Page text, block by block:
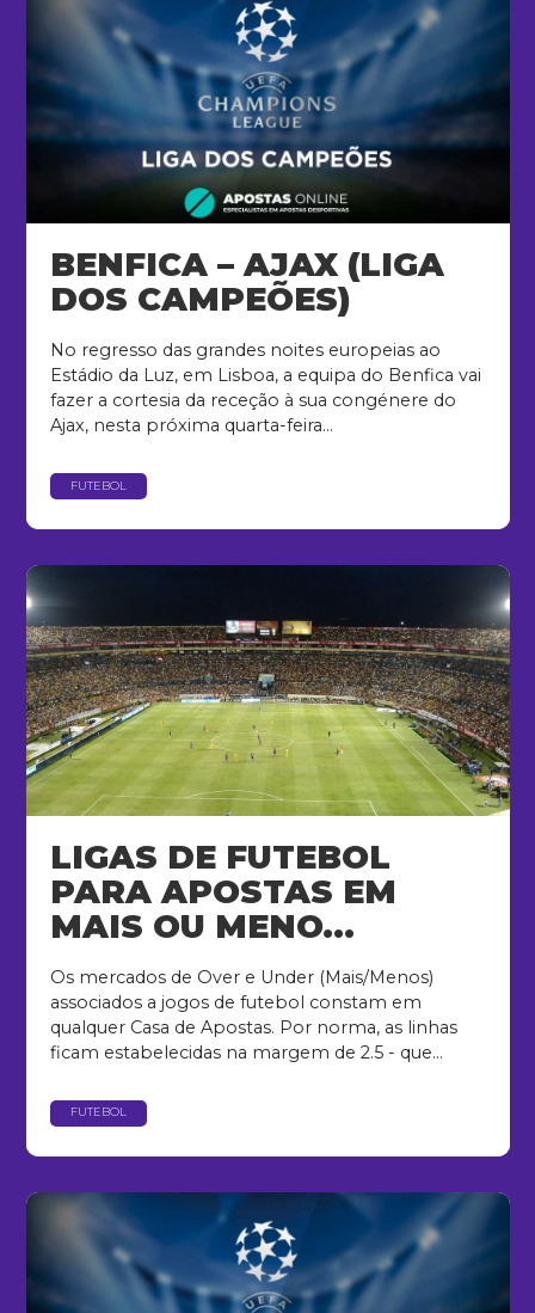
BENFICA – AJAX (LIGA
DOS CAMPEÕES)
No regresso das grandes noites europeias ao
Estádio da Luz, em Lisboa, a equipa do Benfica vai
fazer a cortesia da receção à sua congénere do
Ajax, nesta próxima quarta-feira...
FUTEBOL
LIGAS DE FUTEBOL
PARA APOSTAS EM
MAIS OU MENO...
Os mercados de Over e Under (Mais/Menos)
associados a jogos de futebol constam em
qualquer Casa de Apostas. Por norma, as linhas
ficam estabelecidas na margem de 2.5 - que...
FUTEBOL